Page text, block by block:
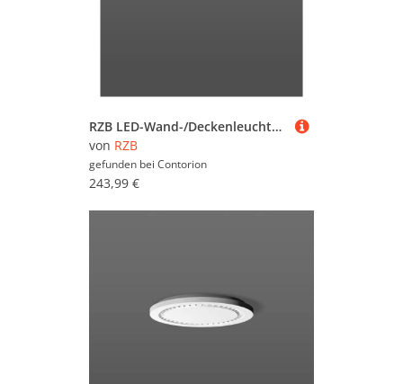
RZB LED-Wand-/Deckenleuchte 830/840 312537.0031
von RZB
gefunden bei Contorion
243,99 €